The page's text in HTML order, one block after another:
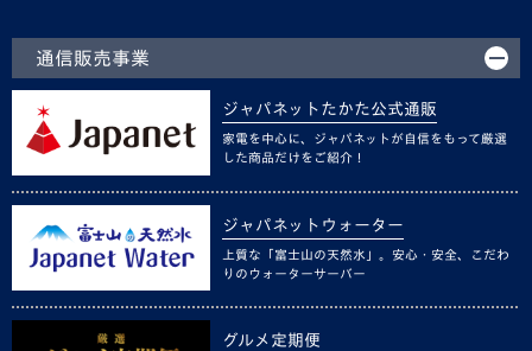
通信販売事業
ジャパネットたかた公式通販
家電を中心に、ジャパネットが自信をもって厳選
した商品だけをご紹介！
ジャパネットウォーター
上質な「富士山の天然水」。安心・安全、こだわ
りのウォーターサーバー
グルメ定期便